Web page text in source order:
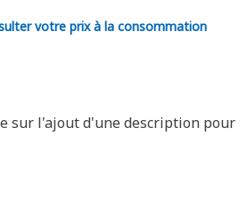
votre prix à la consommation
sur l'ajout d'une description pour